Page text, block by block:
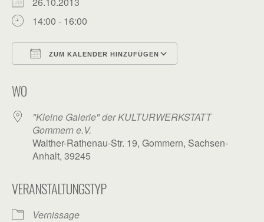
14:00 - 16:00
ZUM KALENDER HINZUFÜGEN
WO
"Kleine Galerie" der KULTURWERKSTATT
Gommern e.V.
Walther-Rathenau-Str. 19, Gommern, Sachsen-
Anhalt, 39245
VERANSTALTUNGSTYP
Vernissage